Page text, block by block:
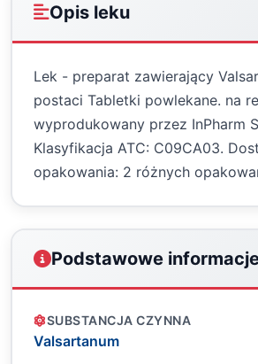
Opis leku
Lek - preparat zawierający
postaci Tabletki powlekane. na
wyprodukowany przez InPharm
Klasyfikacja ATC: C09CA03.
opakowania: 2 różnych
Podstawowe
SUBSTANCJA CZYNNA
Valsartanum